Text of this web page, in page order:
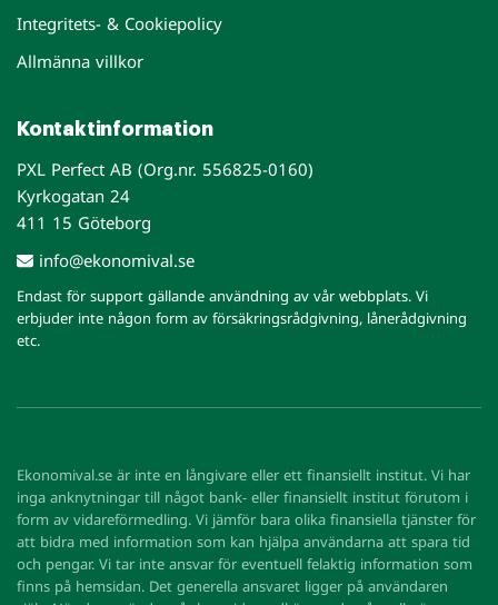
Integritets- & Cookiepolicy
Allmänna villkor
Kontaktinformation
PXL Perfect AB (Org.nr. 556825-0160)
Kyrkogatan 24
411 15 Göteborg
info@ekonomival.se
Endast för support gällande användning av vår webbplats. Vi
erbjuder inte någon form av försäkringsrådgivning, lånerådgivning
etc.
Ekonomival.se är inte en långivare eller ett finansiellt institut. Vi har
inga anknytningar till något bank- eller finansiellt institut förutom i
form av vidareförmedling. Vi jämför bara olika finansiella tjänster för
att bidra med information som kan hjälpa användarna att spara tid
och pengar. Vi tar inte ansvar för eventuell felaktig information som
finns på hemsidan. Det generella ansvaret ligger på användaren